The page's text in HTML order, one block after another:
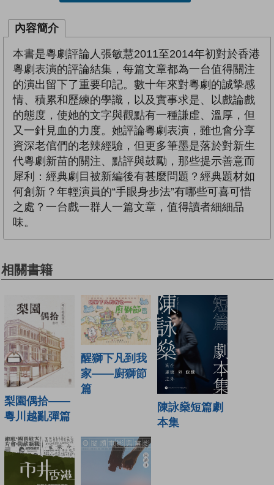
內容簡介
本書是粵劇評論人張敏慧2011至2014年初對於香港
粵劇表演的評論結集，每篇文章都為一台值得關注
的演出留下了重要印記。數十年來對粵劇的誠摯感
情、積累和歷練的學識，以及實事求是、以戲論戲
的態度，使她的文字與觀點有一種謙虛、溫厚，但
又一針見血的力度。她評論粵劇表演，雖也會分享
資深老倌們的老辣經驗，但更多筆墨是落於對新生
代粵劇新苗的關注、點評與鼓勵，那些提示善意而
犀利：經典劇目被新編後有甚麼問題？經典題材如
何創新？年輕演員的“手眼身步法”有哪些可喜可惜
之處？一台戲一群人一篇文章，值得讀者細細品
味。
相關書籍
梨園偶拾——
粵川越亂彈篇
醒獅下凡到我
家——廚獅節
篇
陳詠燊短篇劇
本集